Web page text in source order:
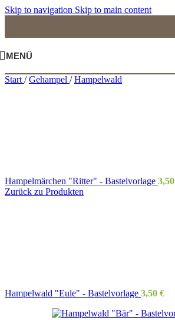
Skip to navigation Skip to main content
MENÜ
Start / Gehampel / Hampelwald
Hampelmärchen "Ritter" - Bastelvorlage 3,50
Zurück zu Produkten
Hampelwald "Eule" - Bastelvorlage 3,50 €